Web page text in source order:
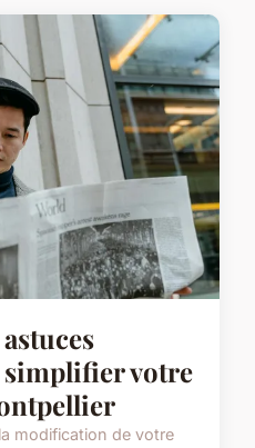
votre
modification de votre